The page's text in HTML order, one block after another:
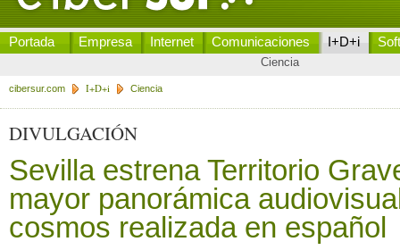
Portada Empresa Internet Comunicaciones I+D+i
Ciencia
cibersur.com I+D+i Ciencia
DIVULGACIÓN
Sevilla estrena Territorio
mayor panorámica
cosmos realizada en español